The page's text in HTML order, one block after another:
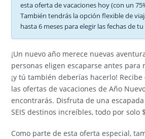
esta oferta de vacaciones hoy (con un
También tendrás la opción flexible de
hasta 6 meses para elegir las fechas de tu
¡Un nuevo año merece nuevas
personas eligen escaparse antes para
¡y tú también deberías hacerlo!
las ofertas de vacaciones de Año
encontrarás. Disfruta de una
SEIS destinos increíbles, todo por solo
Como parte de esta oferta especial,